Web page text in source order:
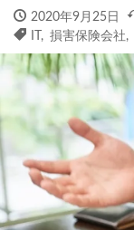
2020年9月25日
IT, 損害保険会社